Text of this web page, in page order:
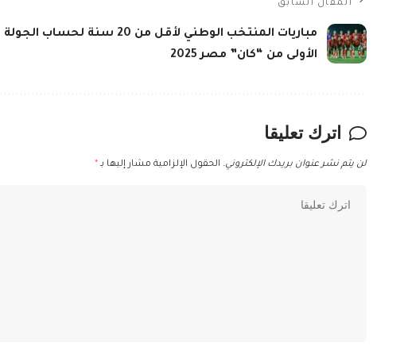
المقال السابق
مباريات المنتخب الوطني لأقل من 20 سنة لحساب الجولة
الأولى من “كان” مصر 2025
اترك تعليقا
لن يتم نشر عنوان بريدك الإلكتروني. الحقول الإلزامية مشار إليها بـ *